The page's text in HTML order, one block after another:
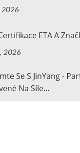
2026
ETA A
2026
Se S JinYang -
Na Síle...